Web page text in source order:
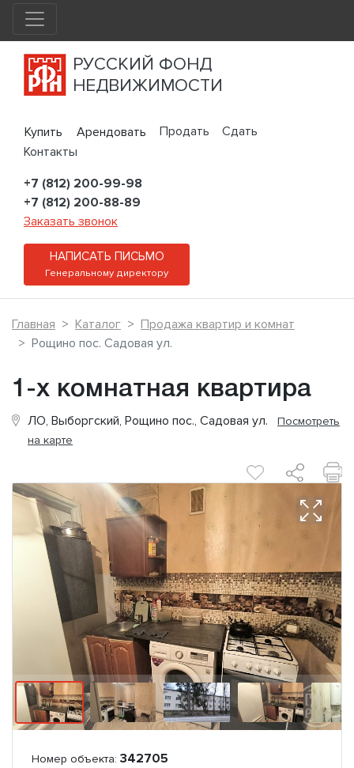
РУССКИЙ ФОНД
НЕДВИЖИМОСТИ
Купить Арендовать Продать
Сдать
Контакты
+7 (812) 200-99-98
+7 (812) 200-88-89
Заказать звонок
НАПИСАТЬ ПИСЬМО
Генеральному директору
Главная Каталог
Продажа квартир и комнат
Рощино пос. Садовая ул.
1-х комнатная квартира
ЛО, Выборгский, Рощино пос., Садовая ул. Посмотреть
на карте
Номер объекта: 342705